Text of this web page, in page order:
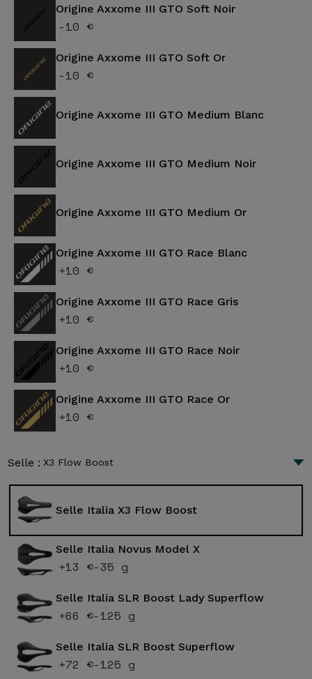
Origine Axxome III GTO Soft Noir
-10 €
Origine Axxome III GTO Soft Or
-10 €
Origine Axxome III GTO Medium Blanc
Origine Axxome III GTO Medium Noir
Origine Axxome III GTO Medium Or
Origine Axxome III GTO Race Blanc
+10 €
Origine Axxome III GTO Race Gris
+10 €
Origine Axxome III GTO Race Noir
+10 €
Origine Axxome III GTO Race Or
+10 €
Selle : X3 Flow Boost
Selle Italia X3 Flow Boost
Selle Italia Novus Model X
+13 €-35 g
Selle Italia SLR Boost Lady Superflow
+66 €-125 g
Selle Italia SLR Boost Superflow
+72 €-125 g